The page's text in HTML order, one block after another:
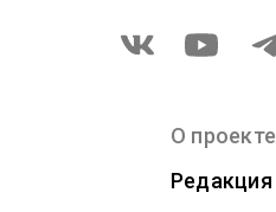
О проекте
Редакция